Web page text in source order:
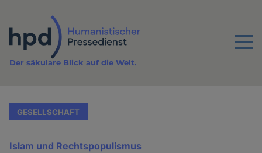
Inhalt
Menu
Der säkulare Blick auf die Welt.
GESELLSCHAFT
Islam und Rechtspopulismus